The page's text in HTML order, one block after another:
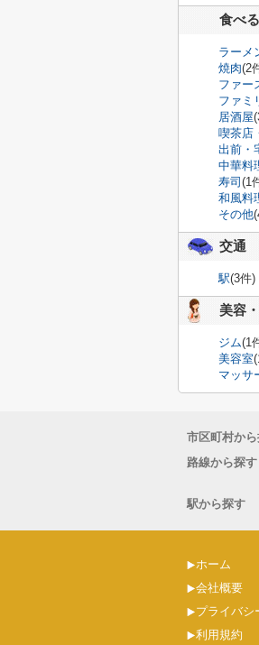
食べる
ラーメ
焼肉(2
ファー
ファミ
居酒屋
喫茶店
出前・
中華料
寿司 (1
和風料
その他
交通
駅(3件)
美容
ジム(1
美容室
マッサ
市区町村か
路線から探す
駅から探す
ホーム
会社概要
プライバシ
利用規約